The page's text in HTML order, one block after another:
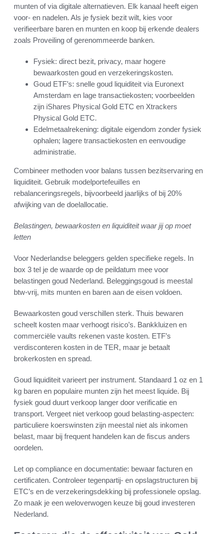
munten of via digitale alternatieven. Elk kanaal heeft eigen
voor- en nadelen. Als je fysiek bezit wilt, kies voor
verifieerbare baren en munten en koop bij erkende dealers
zoals Proveiling of gerenommeerde banken.
Fysiek: direct bezit, privacy, maar hogere
bewaarkosten goud en verzekeringskosten.
Goud ETF’s: snelle goud liquiditeit via Euronext
Amsterdam en lage transactiekosten; voorbeelden
zijn iShares Physical Gold ETC en Xtrackers
Physical Gold ETC.
Edelmetaalrekening: digitale eigendom zonder fysiek
ophalen; lagere transactiekosten en eenvoudige
administratie.
Combineer methoden voor balans tussen bezitservaring en
liquiditeit. Gebruik modelportefeuilles en
rebalanceringsregels, bijvoorbeeld jaarlijks of bij 20%
afwijking van de doelallocatie.
Belastingen, bewaarkosten en liquiditeit waar jij op moet
letten
Voor Nederlandse beleggers gelden specifieke regels. In
box 3 tel je de waarde op de peildatum mee voor
belastingen goud Nederland. Beleggingsgoud is meestal
btw-vrij, mits munten en baren aan de eisen voldoen.
Bewaarkosten goud verschillen sterk. Thuis bewaren
scheelt kosten maar verhoogt risico’s. Bankkluizen en
commerciële vaults rekenen vaste kosten. ETF’s
verdisconteren kosten in de TER, maar je betaalt
brokerkosten en spread.
Goud liquiditeit varieert per instrument. Standaard 1 oz en 1
kg baren en populaire munten zijn het meest liquide. Bij
fysiek goud duurt verkoop langer door verificatie en
transport. Vergeet niet verkoop goud belasting-aspecten:
particuliere koerswinsten zijn meestal niet als inkomen
belast, maar bij frequent handelen kan de fiscus anders
oordelen.
Let op compliance en documentatie: bewaar facturen en
certificaten. Controleer tegenpartij- en opslagstructuren bij
ETC’s en de verzekeringsdekking bij professionele opslag.
Zo maak je een weloverwogen keuze bij goud investeren
Nederland.